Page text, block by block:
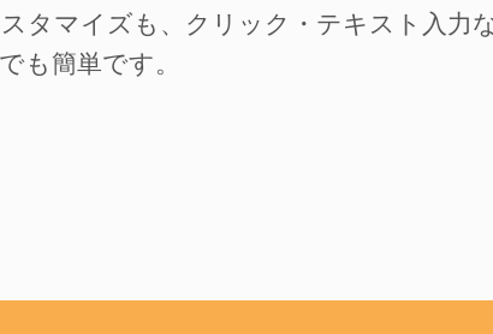
タマイズも、クリック・テキスト入力
も簡単です。